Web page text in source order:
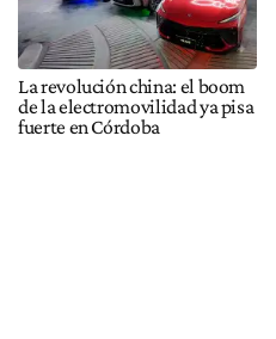
La revolución china: el boom
de la electromovilidad ya pisa
fuerte en Córdoba